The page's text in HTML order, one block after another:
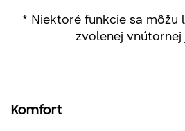
* Niektoré funkcie sa môžu
zvolenej
Komfort